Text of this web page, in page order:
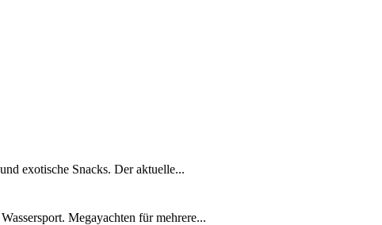
exotische Snacks. Der aktuelle...
Megayachten für mehrere...